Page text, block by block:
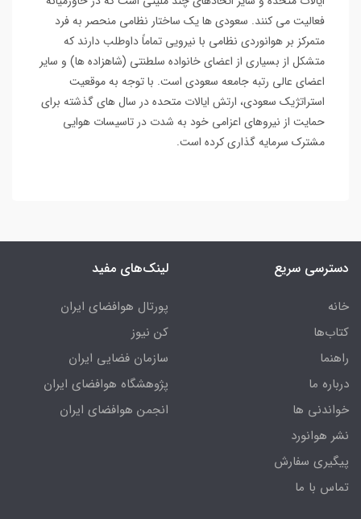
فعالیت می کنند. سعودی ها یک ساختار نظامی منحصر به فرد
متمرکز بر هوانوردی نظامی با نیرویی تماماً داوطلب دارند که
متشکل از بسیاری از اعضای خانواده سلطنتی (شاهزاده ها) و سایر
اعضای عالی رتبه جامعه سعودی است. با توجه به موقعیت
استراتژیک سعودی، ارتش ایالات متحده در سال های گذشته برای
حمایت از نیروهای اعزامی خود به شدت در تاسیسات هوایی
مشترک سرمایه گذاری کرده است.
دسترسی سریع
خانه
کتاب‌ها
راهنما
درباره ما
خواندنی ها
نشر هوانورد
پیگیری سفارش
تماس با ما
لینک‌های مفید
پورتال هوافضای ایران
کن نیوز
سازمان فضایی ایران
پژوهشگاه هوافضای ایران
انجمن هوافضای ایران